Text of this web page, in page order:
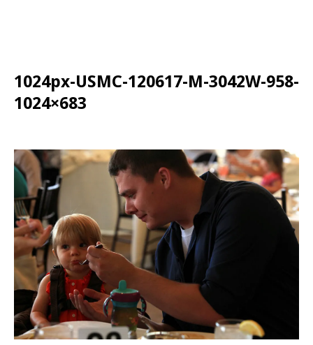
1024px-USMC-120617-M-3042W-958-
1024×683